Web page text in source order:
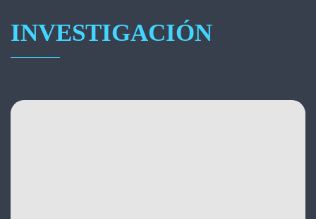
INVESTIGACIÓN